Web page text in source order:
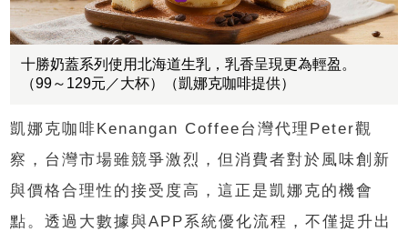
十勝奶蓋系列使用北海道生乳，乳香呈現更為輕盈。
（99～129元／大杯）（凱娜克咖啡提供）
凱娜克咖啡Kenangan Coffee台灣代理Peter觀
察，台灣市場雖競爭激烈，但消費者對於風味創新
與價格合理性的接受度高，這正是凱娜克的機會
點。透過大數據與APP系統優化流程，不僅提升出